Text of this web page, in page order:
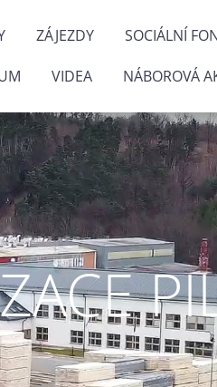
ZÁJEZDY SOCIÁLNÍ
VIDEA NÁBOROVÁ